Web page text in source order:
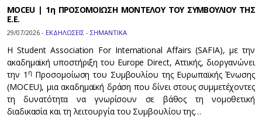
MOCEU | 1η ΠΡΟΣΟΜΟΙΩΣΗ ΜΟΝΤΕΛΟΥ ΤΟΥ ΣΥΜΒΟΥΛΙΟΥ ΤΗΣ
Ε.Ε.
29/07/2026 - ΕΚΔΗΛΩΣΕΙΣ - ΣΗΜΑΝΤΙΚΑ
ΗStudent Association For International Affairs (SAFIA), με την
ακαδημαϊκή υποστήριξη του Europe Direct, Αττικής, διοργανώνει
την 1 η Προσομοίωση του Συμβουλίου της Ευρωπαϊκής Ένωσης
(MOCEU), μια ακαδημαϊκή δράση που δίνει στους συμμετέχοντες
τη δυνατότητα να γνωρίσουν σε βάθος τη νομοθετική
διαδικασία και τη λειτουργία του Συμβουλίου της…